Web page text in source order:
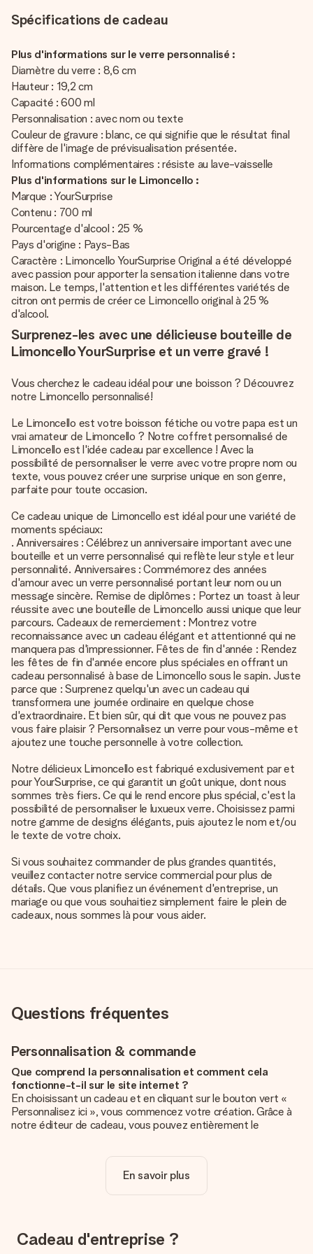
Spécifications de cadeau
Plus d'informations sur le verre personnalisé :
Diamètre du verre : 8,6 cm
Hauteur : 19,2 cm
Capacité : 600 ml
Personnalisation : avec nom ou texte
Couleur de gravure : blanc, ce qui signifie que le résultat final
diffère de l'image de prévisualisation présentée.
Informations complémentaires : résiste au lave-vaisselle
Plus d'informations sur le Limoncello :
Marque : YourSurprise
Contenu : 700 ml
Pourcentage d'alcool : 25 %
Pays d'origine : Pays-Bas
Caractère : Limoncello YourSurprise Original a été développé
avec passion pour apporter la sensation italienne dans votre
maison. Le temps, l'attention et les différentes variétés de
citron ont permis de créer ce Limoncello original à 25 %
d'alcool.
Surprenez-les avec une délicieuse bouteille de
Limoncello YourSurprise et un verre gravé !
Vous cherchez le cadeau idéal pour une boisson ? Découvrez
notre Limoncello personnalisé!
Le Limoncello est votre boisson fétiche ou votre papa est un
vrai amateur de Limoncello ? Notre coffret personnalisé de
Limoncello est l'idée cadeau par excellence ! Avec la
possibilité de personnaliser le verre avec votre propre nom ou
texte, vous pouvez créer une surprise unique en son genre,
parfaite pour toute occasion.
Ce cadeau unique de Limoncello est idéal pour une variété de
moments spéciaux:
. Anniversaires : Célébrez un anniversaire important avec une
bouteille et un verre personnalisé qui reflète leur style et leur
personnalité. Anniversaires : Commémorez des années
d'amour avec un verre personnalisé portant leur nom ou un
message sincère. Remise de diplômes : Portez un toast à leur
réussite avec une bouteille de Limoncello aussi unique que leur
parcours. Cadeaux de remerciement : Montrez votre
reconnaissance avec un cadeau élégant et attentionné qui ne
manquera pas d'impressionner. Fêtes de fin d'année : Rendez
les fêtes de fin d'année encore plus spéciales en offrant un
cadeau personnalisé à base de Limoncello sous le sapin. Juste
parce que : Surprenez quelqu'un avec un cadeau qui
transformera une journée ordinaire en quelque chose
d'extraordinaire. Et bien sûr, qui dit que vous ne pouvez pas
vous faire plaisir ? Personnalisez un verre pour vous-même et
ajoutez une touche personnelle à votre collection.
Notre délicieux Limoncello est fabriqué exclusivement par et
pour YourSurprise, ce qui garantit un goût unique, dont nous
sommes très fiers. Ce qui le rend encore plus spécial, c'est la
possibilité de personnaliser le luxueux verre. Choisissez parmi
notre gamme de designs élégants, puis ajoutez le nom et/ou
le texte de votre choix.
Si vous souhaitez commander de plus grandes quantités,
veuillez contacter notre service commercial pour plus de
détails. Que vous planifiez un événement d'entreprise, un
mariage ou que vous souhaitiez simplement faire le plein de
cadeaux, nous sommes là pour vous aider.
Questions fréquentes
Personnalisation & commande
Que comprend la personnalisation et comment cela
fonctionne-t-il sur le site internet ?
En choisissant un cadeau et en cliquant sur le bouton vert «
Personnalisez ici », vous commencez votre création. Grâce à
notre éditeur de cadeau, vous pouvez entièrement le
unique pour ajouter une touche finale à votre cadeau.
La personnalisation est-elle comprise dans le prix ?
Comment savoir si ma photo est de qualité suffisante ?
En savoir plus
Cadeau d'entreprise ?